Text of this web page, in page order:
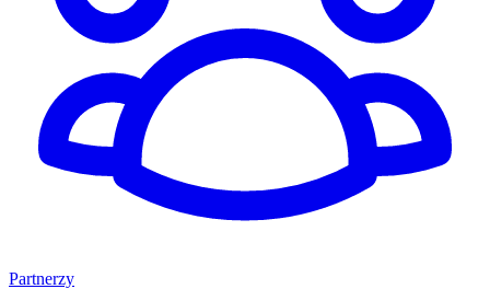
Partnerzy